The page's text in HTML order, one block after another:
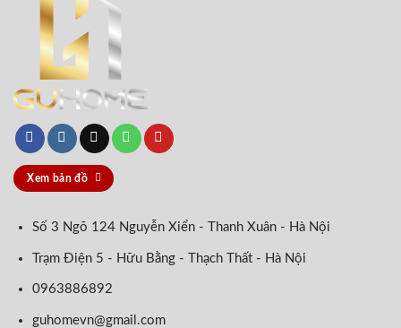
Xem bản đồ
Số 3 Ngõ 124 Nguyễn Xiển - Thanh Xuân - Hà Nội
Trạm Điện 5 - Hữu Bằng - Thạch Thất - Hà Nội
0963886892
guhomevn@gmail.com